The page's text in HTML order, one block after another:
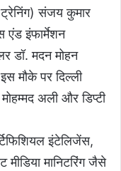
संजय कुमार
इंफार्मेशन
डॉ. मदन मोहन
मौके पर दिल्ली
अली और डिप्टी
इंटेलिजेंस,
मानिटरिंग जैसे